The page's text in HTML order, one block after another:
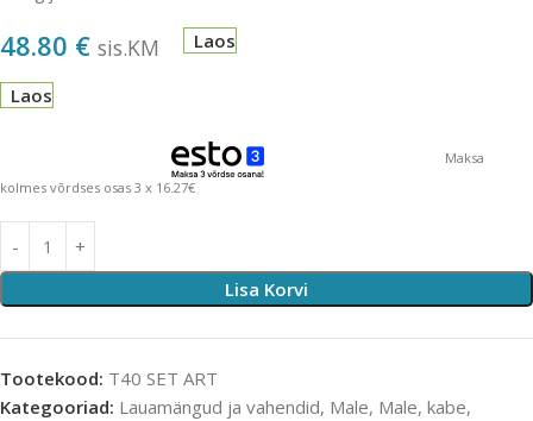
48.80 € sis.KM Laos
Laos
Maksa
kolmes võrdses osas 3 x 16.27€
Lisa Korvi
Tootekood: T40 SET ART
Kategooriad: Lauamängud ja vahendid, Male, Male, kabe,